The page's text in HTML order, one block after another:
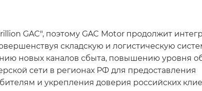
GAC", поэтому GAC Motor продолжит
складскую и логистическую
новых каналов сбыта, повышению уровня
сети в регионах РФ для предоставления
и укрепления доверия российских